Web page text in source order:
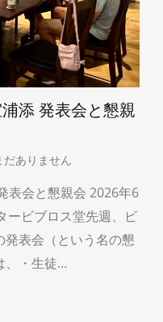
添 発表会と懇親
だありません
表会と懇親会 2026年6
ービブロス堂先週、ビ
表会（という名の懇
、・生徒…